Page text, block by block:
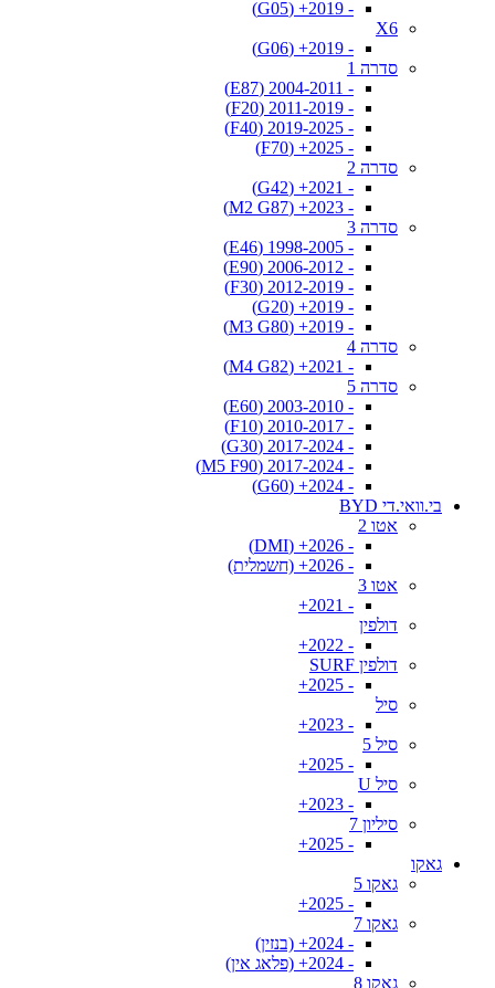
- 2019+ (G05)
X6
- 2019+ (G06)
סדרה 1
- 2004-2011 (E87)
- 2011-2019 (F20)
- 2019-2025 (F40)
- 2025+ (F70)
סדרה 2
- 2021+ (G42)
- 2023+ (M2 G87)
סדרה 3
- 1998-2005 (E46)
- 2006-2012 (E90)
- 2012-2019 (F30)
- 2019+ (G20)
- 2019+ (M3 G80)
סדרה 4
- 2021+ (M4 G82)
סדרה 5
- 2003-2010 (E60)
- 2010-2017 (F10)
- 2017-2024 (G30)
- 2017-2024 (M5 F90)
- 2024+ (G60)
בי.וואי.די BYD
אטו 2
- 2026+ (DMI)
- 2026+ (חשמלית)
אטו 3
- 2021+
דולפין
- 2022+
דולפין SURF
- 2025+
סיל
- 2023+
סיל 5
- 2025+
סיל U
- 2023+
סיליון 7
- 2025+
גאקו
גאקו 5
- 2025+
גאקו 7
- 2024+ (בנזין)
- 2024+ (פלאג אין)
גאקו 8